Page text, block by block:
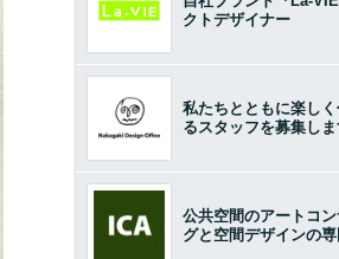
クトデザイナー
私たちとともに楽し
るスタッフを募集し
公共空間のアートコ
グと空間デザインの